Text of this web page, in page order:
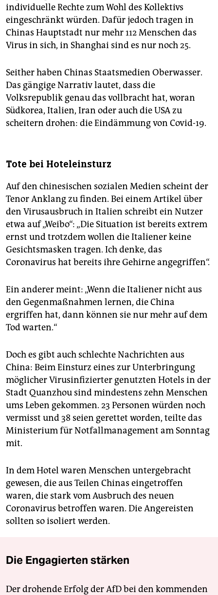
individuelle Rechte zum Wohl des Kollektivs
eingeschränkt würden. Dafür jedoch tragen in
Chinas Hauptstadt nur mehr 112 Menschen das
Virus in sich, in Shanghai sind es nur noch 25.
Seither haben Chinas Staatsmedien Oberwasser.
Das gängige Narrativ lautet, dass die
Volksrepublik genau das vollbracht hat, woran
Südkorea, Italien, Iran oder auch die USA zu
scheitern drohen: die Eindämmung von Covid-19.
Tote bei Hoteleinsturz
Auf den chinesischen sozialen Medien scheint der
Tenor Anklang zu finden. Bei einem Artikel über
den Virusausbruch in Italien schreibt ein Nutzer
etwa auf „Weibo“: „Die Situation ist bereits extrem
ernst und trotzdem wollen die Italiener keine
Gesichtsmasken tragen. Ich denke, das
Coronavirus hat bereits ihre Gehirne angegriffen“.
Ein anderer meint: „Wenn die Italiener nicht aus
den Gegenmaßnahmen lernen, die China
ergriffen hat, dann können sie nur mehr auf dem
Tod warten.“
Doch es gibt auch schlechte Nachrichten aus
China: Beim Einsturz eines zur Unterbringung
möglicher Virusinfizierter genutzten Hotels in der
Stadt Quanzhou sind mindestens zehn Menschen
ums Leben gekommen. 23 Personen würden noch
vermisst und 38 seien gerettet worden, teilte das
Ministerium für Notfallmanagement am Sonntag
mit.
In dem Hotel waren Menschen untergebracht
gewesen, die aus Teilen Chinas eingetroffen
waren, die stark vom Ausbruch des neuen
Coronavirus betroffen waren. Die Angereisten
sollten so isoliert werden.
Die Engagierten stärken
Der drohende Erfolg der AfD bei den kommenden